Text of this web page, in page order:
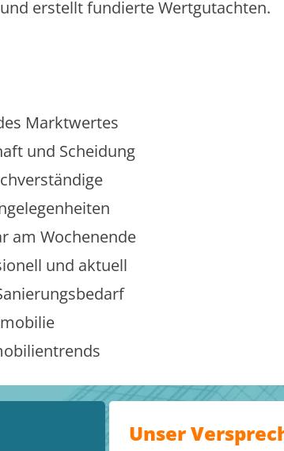
erstellt fundierte Wertgutachten.
Marktwertes
und Scheidung
am Wochenende
und aktuell
Unser